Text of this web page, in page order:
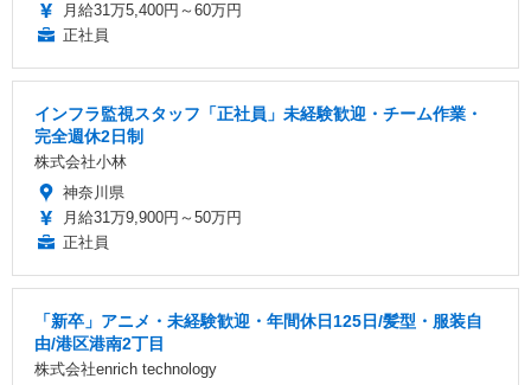
月給31万5,400円～60万円
正社員
インフラ監視スタッフ「正社員」未経験歓迎・チーム作業・
完全週休2日制
株式会社小林
神奈川県
月給31万9,900円～50万円
正社員
「新卒」アニメ・未経験歓迎・年間休日125日/髪型・服装自
由/港区港南2丁目
株式会社enrich technology